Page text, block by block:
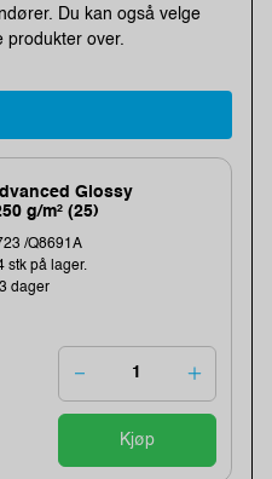
Du kan også velge
produkter over.
Glossy
g/m² (25)
/Q8691A
stk på lager.
dager
Kjøp